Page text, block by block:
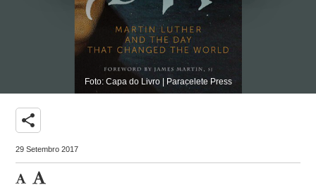
Foto: Capa do Livro | Paracelete Press
share
29 Setembro 2017